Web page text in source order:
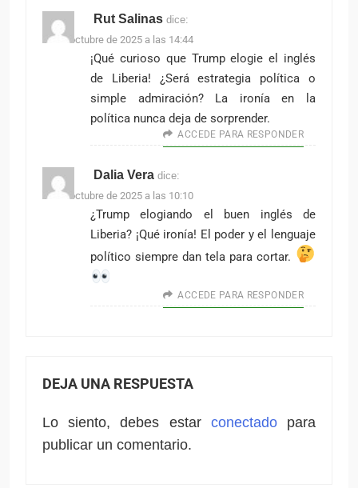
Rut Salinas dice:
22 de octubre de 2025 a las 14:44
¡Qué curioso que Trump elogie el inglés
de Liberia! ¿Será estrategia política o
simple admiración? La ironía en la
política nunca deja de sorprender.
ACCEDE PARA RESPONDER
Dalia Vera dice:
29 de octubre de 2025 a las 10:10
¿Trump elogiando el buen inglés de
Liberia? ¡Qué ironía! El poder y el lenguaje
político siempre dan tela para cortar.
ACCEDE PARA RESPONDER
DEJA UNA RESPUESTA
Lo siento, debes estar conectadopara
publicar un comentario.